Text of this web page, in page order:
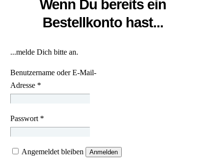
Wenn Du bereits ein
Bestellkonto hast...
...melde Dich bitte an.
Benutzername oder E-Mail-
Adresse *
Passwort *
Angemeldet bleiben Anmelden